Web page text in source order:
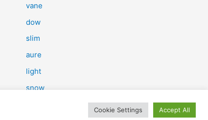
:vane
dow
slim
aure
light
snow
Cookie Settings Accept All